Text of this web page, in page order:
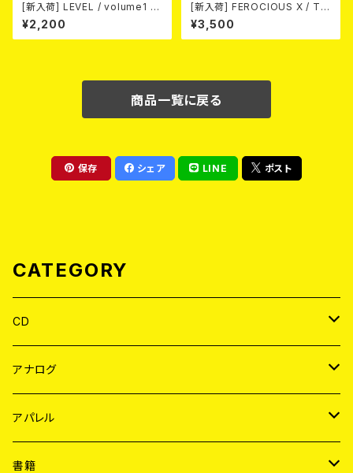
[新入荷] LEVEL / volume1 DI
SCOGRAPHY 2021-2026 (D
IGIPACK CD)
¥2,200
[新入荷] FEROCIOUS X / T S
HIRT
¥3,500
商品一覧に戻る
保存 シェア LINE ポスト
CATEGORY
CD
JAPAN
WORLD
アナログ
JAPAN
７EP
WORLD
アパレル
JAPAN
書籍